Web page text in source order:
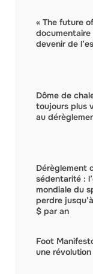
« The future
documentaire
devenir de
Dôme de
toujours plus
au
Dérèglement
sédentarité :
mondiale du
perdre
$ par an
Foot
une